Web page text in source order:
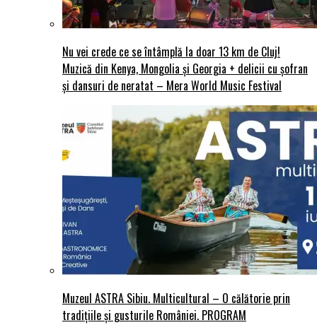
Nu vei crede ce se întâmplă la doar 13 km de Cluj!
Muzică din Kenya, Mongolia și Georgia + delicii cu șofran
și dansuri de neratat – Mera World Music Festival
Muzeul ASTRA Sibiu. Multicultural – O călătorie prin
tradițiile și gusturile României. PROGRAM